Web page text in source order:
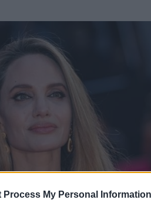
Process My Personal Information